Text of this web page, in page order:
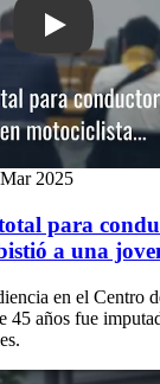
Play: Arresto
2025
para
a una
en el Centro
45 años fue